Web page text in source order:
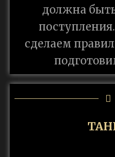
должна
сделаем